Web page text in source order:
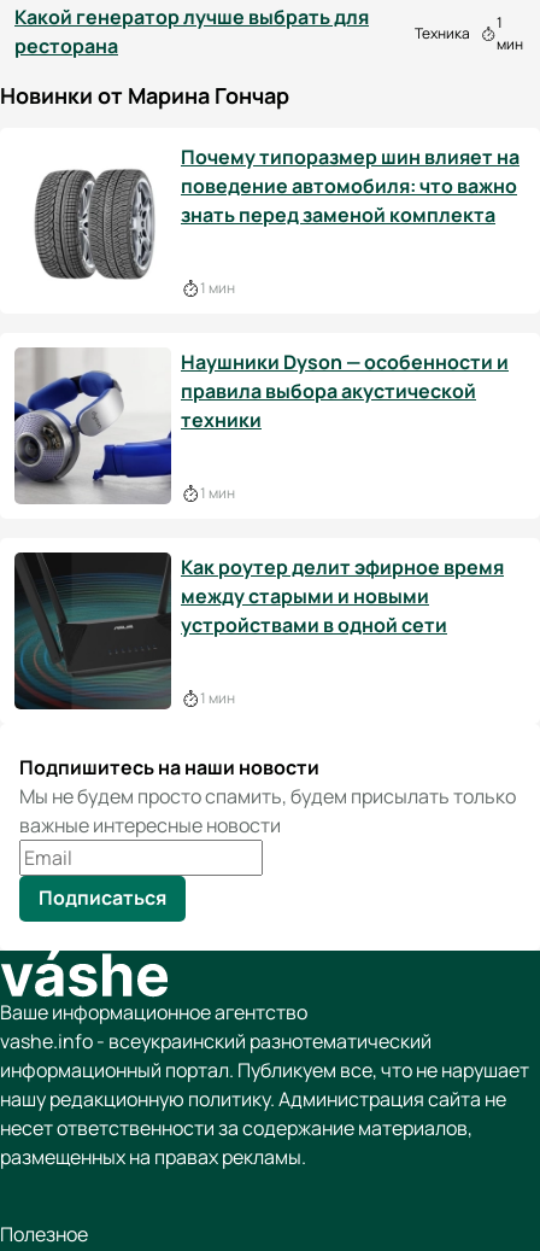
Какой генератор лучше выбрать для
ресторана
Техника
1
мин
Новинки от Марина Гончар
Почему типоразмер шин влияет на
поведение автомобиля: что важно
знать перед заменой комплекта
1 мин
Наушники Dyson — особенности и
правила выбора акустической
техники
1 мин
Как роутер делит эфирное время
между старыми и новыми
устройствами в одной сети
1 мин
Подпишитесь на наши новости
Мы не будем просто спамить, будем присылать только
важные интересные новости
Подписаться
Ваше информационное агентство
vashe.info - всеукраинский разнотематический
информационный портал. Публикуем все, что не нарушает
нашу редакционную политику. Администрация сайта не
несет ответственности за содержание материалов,
размещенных на правах рекламы.
Полезное